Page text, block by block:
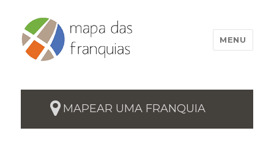
MENU
MAPEAR UMA FRANQUIA